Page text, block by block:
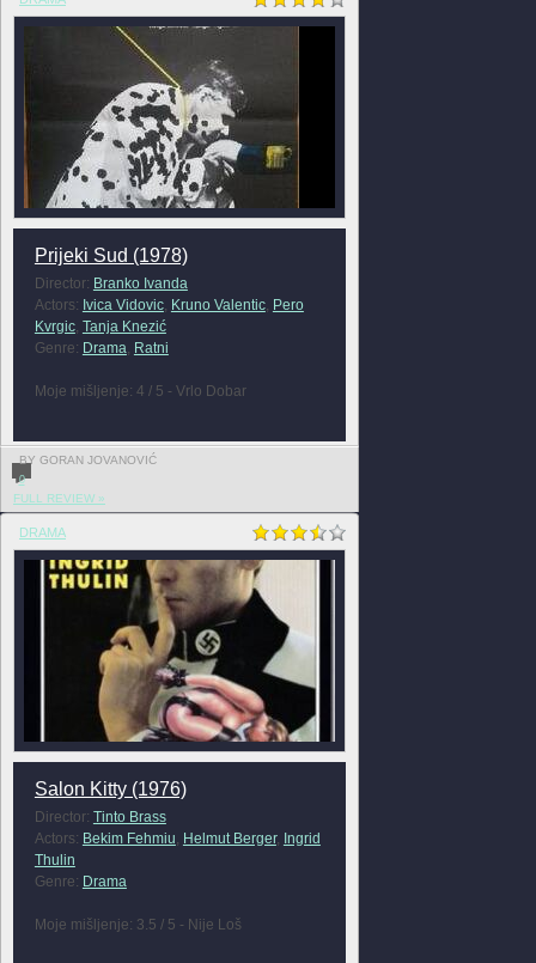
Prijeki Sud (1978)
Director: Branko Ivanda
Actors: Ivica Vidovic, Kruno Valentic, Pero
Kvrgic, Tanja Knezić
Genre: Drama, Ratni
Moje mišljenje: 4 / 5 - Vrlo Dobar
BY GORAN JOVANOVIĆ
0
FULL REVIEW »
DRAMA
Salon Kitty (1976)
Director: Tinto Brass
Actors: Bekim Fehmiu, Helmut Berger, Ingrid
Thulin
Genre: Drama
Moje mišljenje: 3.5 / 5 - Nije Loš